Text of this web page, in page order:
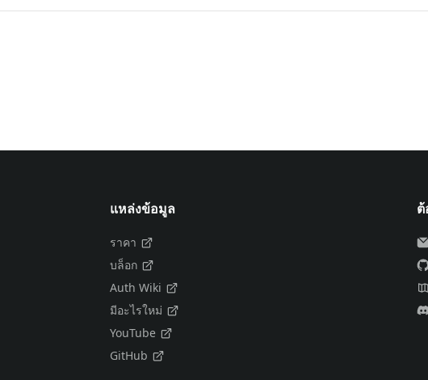
แหล่งข้อมูล
ราคา
บล็อก
Auth Wiki
มีอะไรใหม่
YouTube
GitHub
ต้